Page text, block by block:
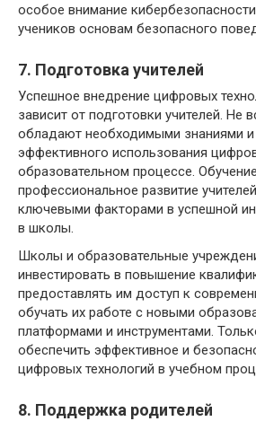
особое внимание
учеников основам безопасного
7. Подготовка учителей
Успешное внедрение цифровых
зависит от подготовки учителей. Не
обладают необходимыми знаниями
эффективного использования
образовательном процессе.
профессиональное развитие
ключевыми факторами в успешной
в школы.
Школы и образовательные
инвестировать в повышение
предоставлять им доступ к
обучать их работе с новыми
платформами и инструментами.
обеспечить эффективное и
цифровых технологий в учебном
8. Поддержка родителей